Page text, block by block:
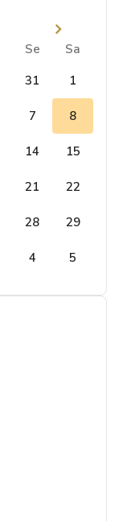
Se
Sa
31 1
7 8
14 15
21 22
28 29
4 5